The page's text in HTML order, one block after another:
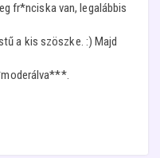
fr*nciska van, legalábbis
a kis szöszke. :) Majd